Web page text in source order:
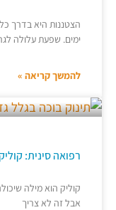
הצטננות היא בדרך
ימים. שפעת עלולה
להמשך קריאה »
רפואה סינית:
קוליק הוא מילה
אבל זה לא צריך